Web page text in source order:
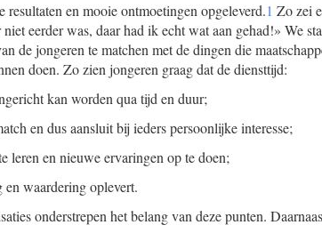
en mooie ontmoetingen opgeleverd.1 Zo zei
eerder was, daar had ik echt wat aan gehad!» We
de jongeren te matchen met de dingen die
doen. Zo zien jongeren graag dat de diensttijd:
kan worden qua tijd en duur;
en dus aansluit bij ieders persoonlijke interesse;
leren en nieuwe ervaringen op te doen;
waardering oplevert.
onderstrepen het belang van deze punten.